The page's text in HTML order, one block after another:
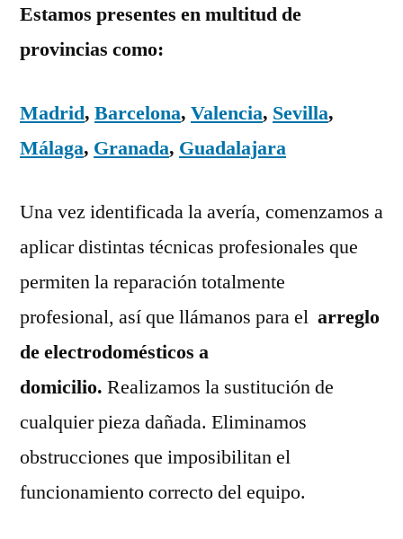
Estamos presentes en multitud de
provincias como:
Madrid, Barcelona, Valencia, Sevilla,
Málaga, Granada, Guadalajara
Una vez identificada la avería, comenzamos a
aplicar distintas técnicas profesionales que
permiten la reparación totalmente
profesional, así que llámanos para el arreglo
de electrodomésticos a
domicilio. Realizamos la sustitución de
cualquier pieza dañada. Eliminamos
obstrucciones que imposibilitan el
funcionamiento correcto del equipo.